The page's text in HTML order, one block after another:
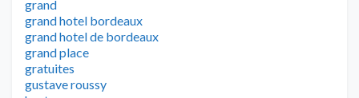
grand
grand hotel bordeaux
grand hotel de bordeaux
grand place
gratuites
gustave roussy